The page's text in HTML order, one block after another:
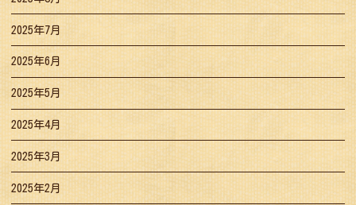
2025年7月
2025年6月
2025年5月
2025年4月
2025年3月
2025年2月